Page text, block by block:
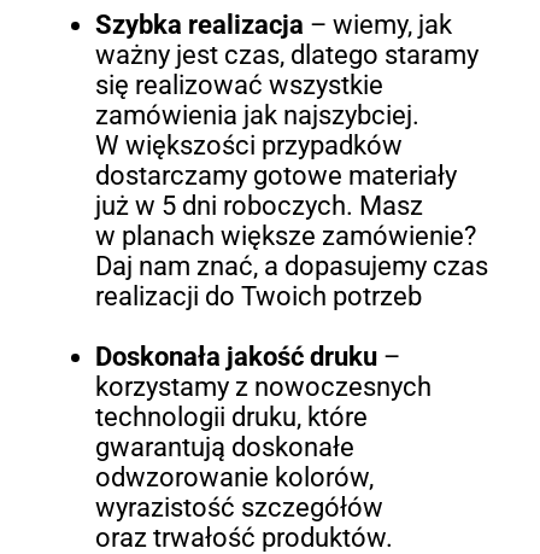
Szybka realizacja – wiemy, jak
ważny jest czas, dlatego staramy
się realizować wszystkie
zamówienia jak najszybciej.
W większości przypadków
dostarczamy gotowe materiały
już w 5 dni roboczych. Masz
w planach większe zamówienie?
Daj nam znać, a dopasujemy czas
realizacji do Twoich potrzeb
Doskonała jakość druku–
korzystamy z nowoczesnych
technologii druku, które
gwarantują doskonałe
odwzorowanie kolorów,
wyrazistość szczegółów
oraz trwałość produktów.